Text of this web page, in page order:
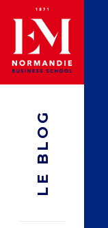
LE BLOG